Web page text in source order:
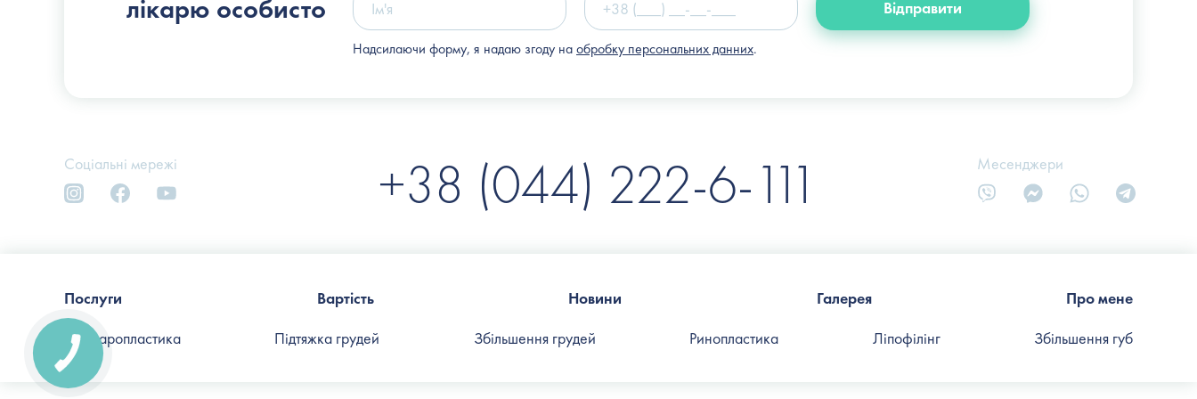
лікарю особисто Відправити
Надсилаючи форму, я надаю згоду наобробку персональних данних.
Соціальні мережі +38 (044) 222-6-111 Месенджери
Послуги Вартість Новини Галерея
Про мене
Блефаропластика
Підтяжка грудей Збільшення грудей Ринопластика Ліпофілінг Збільшення губ